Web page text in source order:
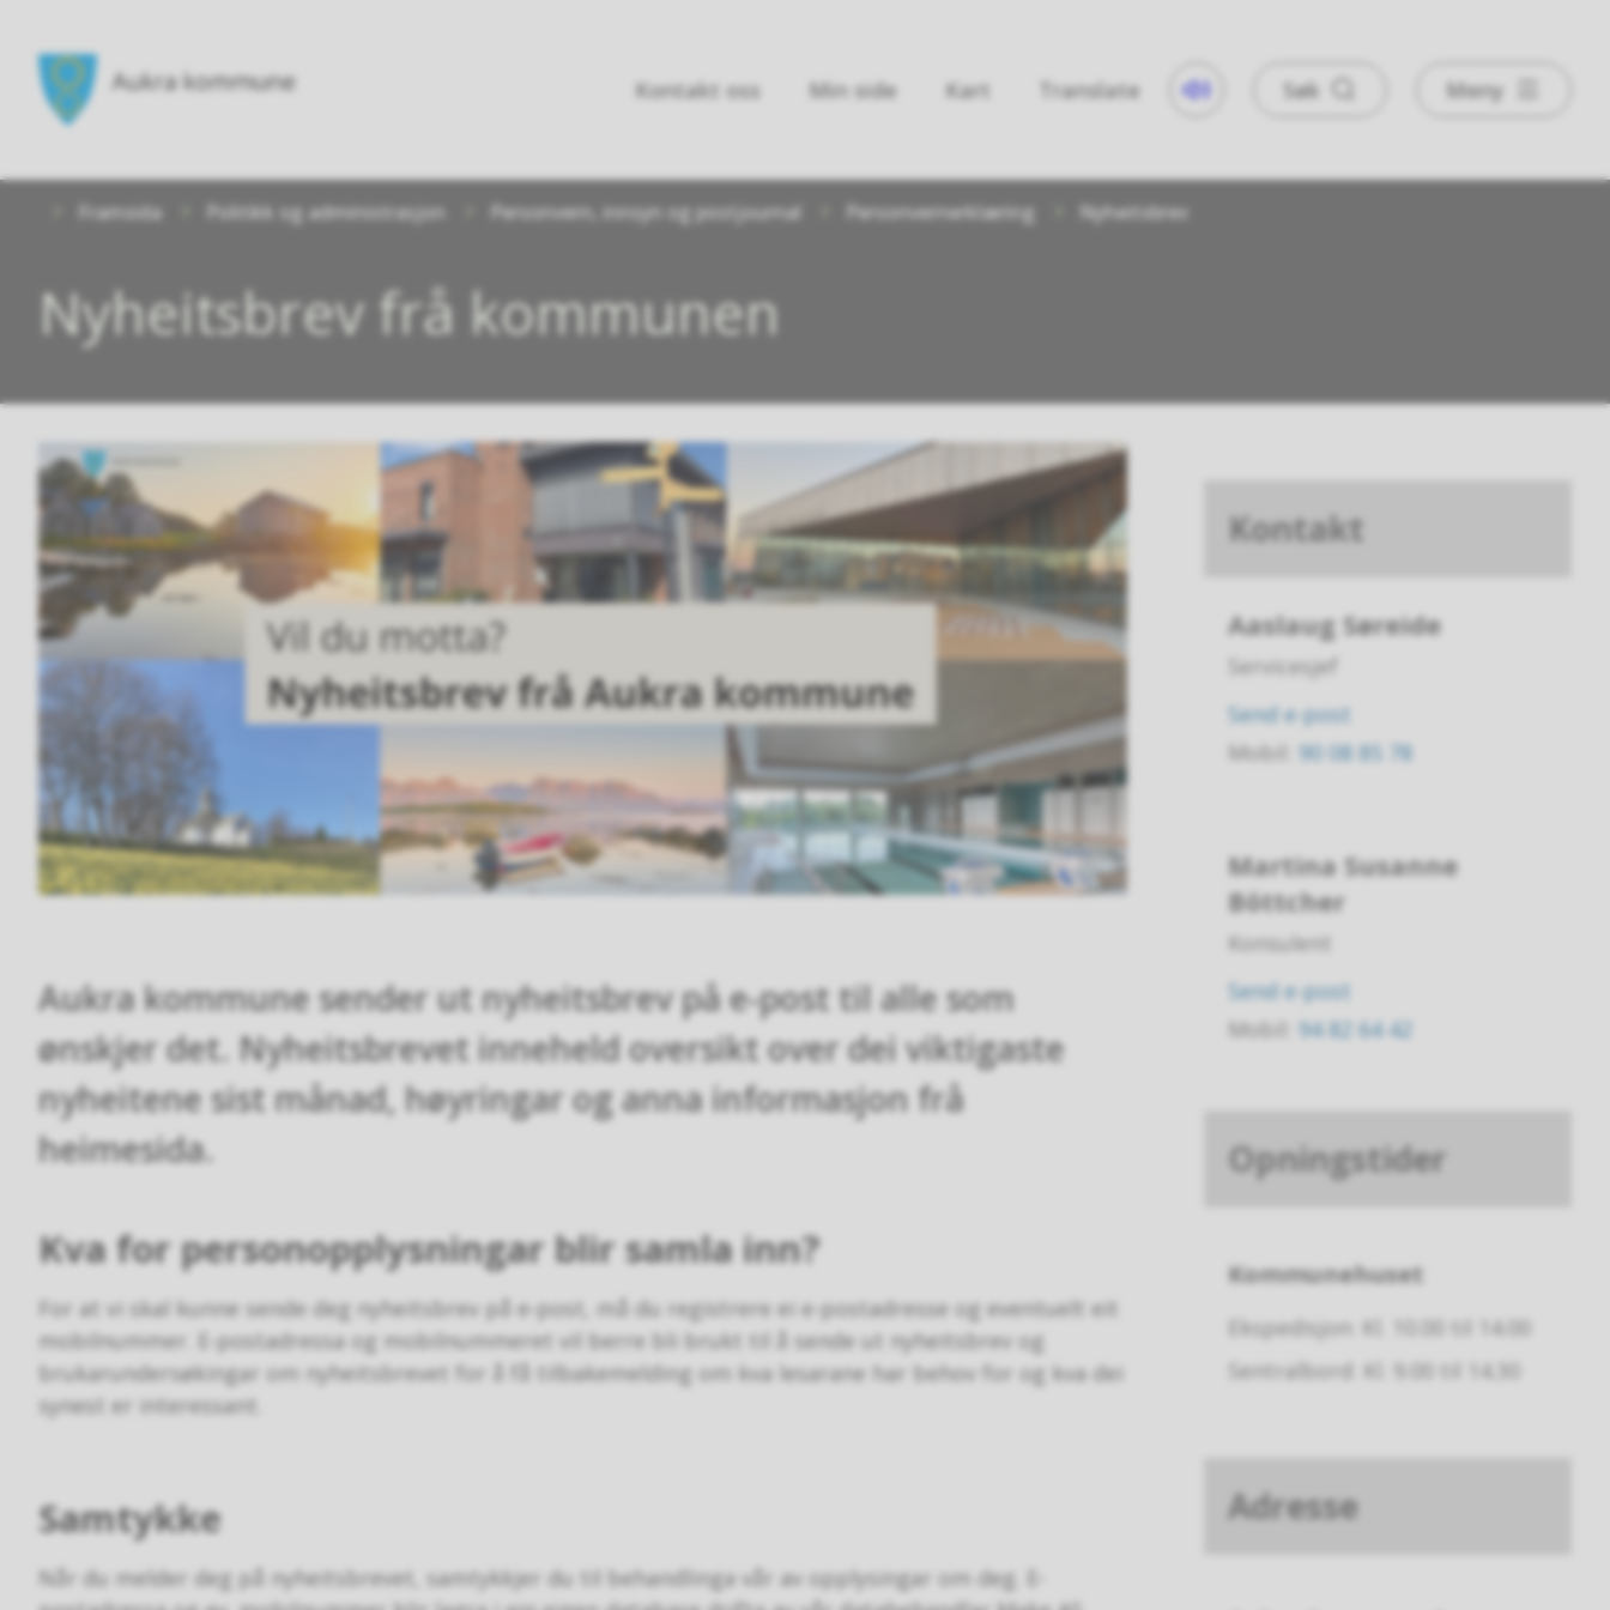
Aukra
Kontakt oss Min side Kart Translate Taleweb Søk Meny
Framsida Politikk og administrasjon Personvern, innsyn og postjournal Personvernerklæring Nyheitsbrev
Nyheitsbrev frå kommunen
Aukra kommune sender ut nyheitsbrev på e-post til alle som
ønskjer det. Nyheitsbrevet inneheld oversikt over dei viktigaste
nyheitene sist månad, høyringar og anna informasjon frå
heimesida.
Kva for personopplysningar blir samla inn?
For at vi skal kunne sende deg nyheitsbrev på e-post, må du registrere ei e-postadresse og eventuelt eit
mobilnummer. E-postadressa og mobilnummeret vil berre bli brukt til å sende ut nyheitsbrev og
brukarundersøkingar om nyheitsbrevet for å få tilbakemelding om kva lesarane har behov for og kva dei
synest er interessant.
Samtykke
Når du melder deg på nyheitsbrevet, samtykkjer du til behandlinga vår av opplysingar om deg. E-
Kontakt
Aaslaug Søreide
Servicesjef
Send e-post
Aaslaug
Søreide
Mobil 90 08 85 78
Martina Susanne
Böttcher
Konsulent
Send e-post
Martina
Susanne
Mobil 94 82 64 42
Opningstider
Kommunehuset
Ekspedisjon: Kl. 10.00 til 14.00
Sentralbord: Kl. 9.00 til 14.30
Adresse